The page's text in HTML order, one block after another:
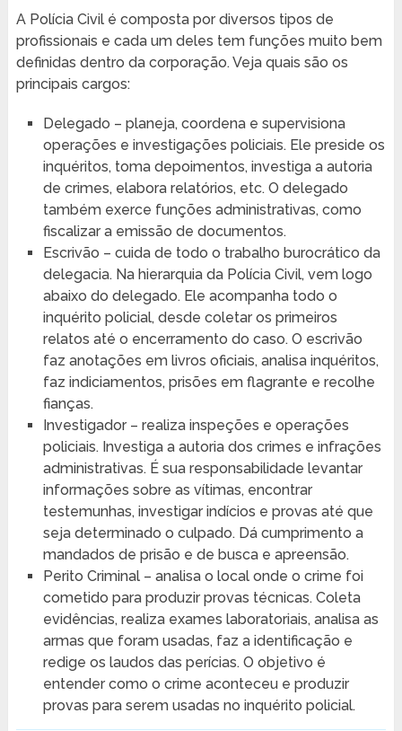
A Polícia Civil é composta por diversos tipos de
profissionais e cada um deles tem funções muito bem
definidas dentro da corporação. Veja quais são os
principais cargos:
Delegado – planeja, coordena e supervisiona
operações e investigações policiais. Ele preside os
inquéritos, toma depoimentos, investiga a autoria
de crimes, elabora relatórios, etc. O delegado
também exerce funções administrativas, como
fiscalizar a emissão de documentos.
Escrivão – cuida de todo o trabalho burocrático da
delegacia. Na hierarquia da Polícia Civil, vem logo
abaixo do delegado. Ele acompanha todo o
inquérito policial, desde coletar os primeiros
relatos até o encerramento do caso. O escrivão
faz anotações em livros oficiais, analisa inquéritos,
faz indiciamentos, prisões em flagrante e recolhe
fianças.
Investigador – realiza inspeções e operações
policiais. Investiga a autoria dos crimes e infrações
administrativas. É sua responsabilidade levantar
informações sobre as vítimas, encontrar
testemunhas, investigar indícios e provas até que
seja determinado o culpado. Dá cumprimento a
mandados de prisão e de busca e apreensão.
Perito Criminal – analisa o local onde o crime foi
cometido para produzir provas técnicas. Coleta
evidências, realiza exames laboratoriais, analisa as
armas que foram usadas, faz a identificação e
redige os laudos das perícias. O objetivo é
entender como o crime aconteceu e produzir
provas para serem usadas no inquérito policial.